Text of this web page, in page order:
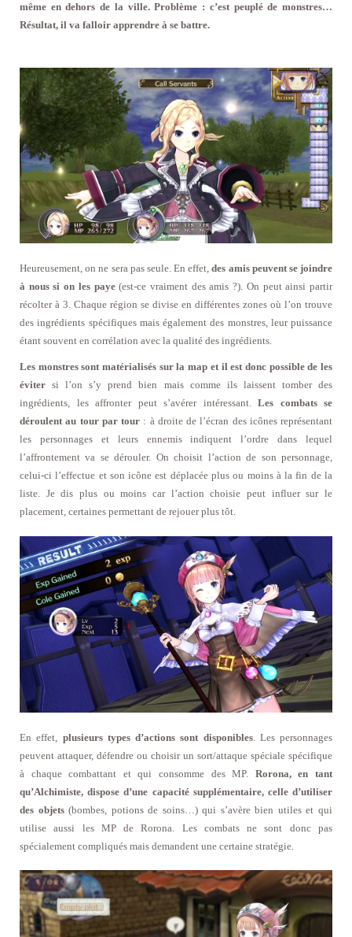
même en dehors de la ville. Problème : c’est peuplé de monstres…
Résultat, il va falloir apprendre à se battre.
Heureusement, on ne sera pas seule. En effet,des amis peuvent se joindre
à nous si on les paye(est-ce vraiment des amis ?). On peut ainsi partir
récolter à 3. Chaque région se divise en différentes zones où l’on trouve
des ingrédients spécifiques mais également des monstres, leur puissance
étant souvent en corrélation avec la qualité des ingrédients.
Les monstres sont matérialisés sur la map et il est donc possible de les
éviter si l’on s’y prend bien mais comme ils laissent tomber des
ingrédients, les affronter peut s’avérer intéressant. Les combats se
déroulent au tour par tour : à droite de l’écran des icônes représentant
les personnages et leurs ennemis indiquent l’ordre dans lequel
l’affrontement va se dérouler. On choisit l’action de son personnage,
celui-ci l’effectue et son icône est déplacée plus ou moins à la fin de la
liste. Je dis plus ou moins car l’action choisie peut influer sur le
placement, certaines permettant de rejouer plus tôt.
En effet, plusieurs types d’actions sont disponibles. Les personnages
peuvent attaquer, défendre ou choisir un sort/attaque spéciale spécifique
à chaque combattant et qui consomme des MP. Rorona, en tant
qu’Alchimiste, dispose d’une capacité supplémentaire, celle d’utiliser
des objets(bombes, potions de soins…) qui s’avère bien utiles et qui
utilise aussi les MP de Rorona. Les combats ne sont donc pas
spécialement compliqués mais demandent une certaine stratégie.